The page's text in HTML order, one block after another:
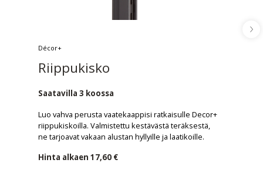
Décor+
Riippukisko
Saatavilla 3 koossa
Luo vahva perusta vaatekaappisi ratkaisulle Decor+
riippukiskoilla. Valmistettu kestävästä teräksestä,
ne tarjoavat vakaan alustan hyllyille ja laatikoille.
Hinta alkaen 17,60 €